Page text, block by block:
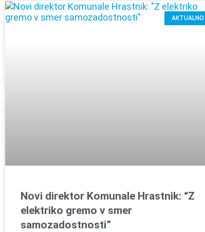
AKTUALNO
Novi direktor Komunale Hrastnik: “Z
elektriko gremo v smer
samozadostnosti”